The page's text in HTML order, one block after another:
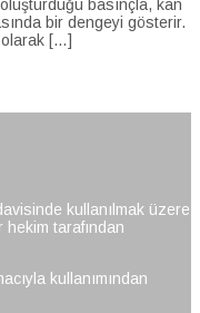
basınçla, kan
bir dengeyi gösterir.
olarak […]
kullanılmak üzere
hekim tarafından
kullanımından